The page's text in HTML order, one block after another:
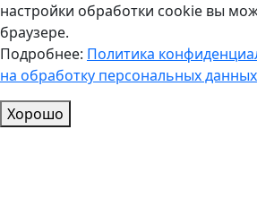
настройки обработки cookie вы
браузере.
Подробнее: Политика
на обработку персональных данных
Хорошо